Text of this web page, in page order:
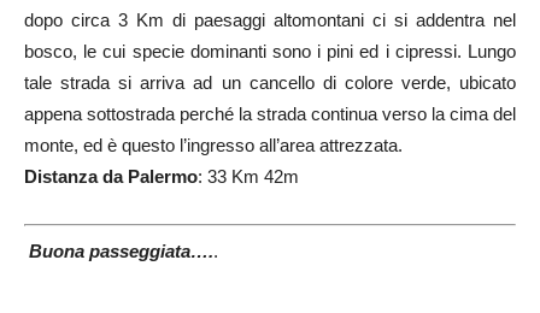
dopo circa 3 Km di paesaggi altomontani ci si addentra nel
bosco, le cui specie dominanti sono i pini ed i cipressi. Lungo
tale strada si arriva ad un cancello di colore verde, ubicato
appena sottostrada perché la strada continua verso la cima del
monte, ed è questo l’ingresso all’area attrezzata.
Distanza da Palermo: 33 Km 42m
Buona passeggiata…..